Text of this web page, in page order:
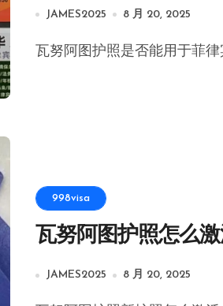
JAMES2025 8 月 20, 2025
瓦努阿图护照是否能用于菲律
998visa
瓦努阿图护照怎么
JAMES2025 8 月 20, 2025